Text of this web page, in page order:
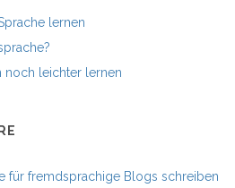
lernen
noch leichter lernen
für fremdsprachige Blogs schreiben